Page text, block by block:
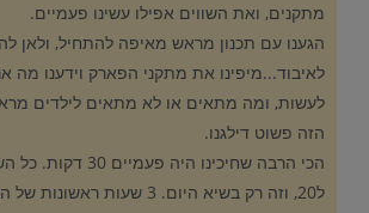
מתקנים, ואת השווים אפילו עשינו פעמיים.
הגענו עם תכנון מראש מאיפה להתחיל, ולאן
לאיבוד...מיפינו את מתקני הפארק וידענו מה
לעשות, ומה מתאים או לא מתאים לילדים
הזה פשוט דילגנו.
ל20, וזה רק בשיא היום. 3 שעות